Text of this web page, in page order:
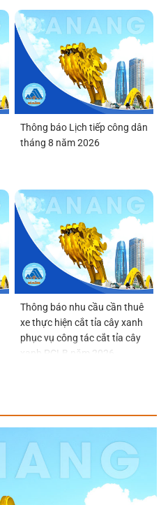
Thông báo Lịch tiếp công dân
tháng 8 năm 2026
Thông báo nhu cầu cần thuê
xe thực hiện cắt tỉa cây xanh
phục vụ công tác cắt tỉa cây
xanh PCLB năm 2026